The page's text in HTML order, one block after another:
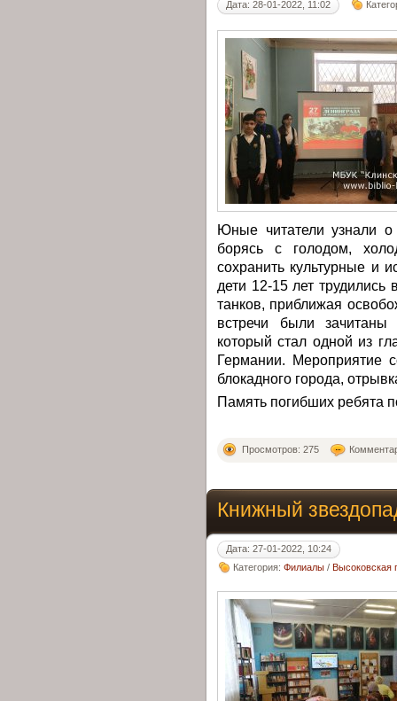
Дата: 28-01-2022, 11:02
Юные читатели узнали
борясь с голодом,
сохранить культурные и
дети 12-15 лет трудились
танков, приближая
встречи были
который стал одной из
Германии. Мероприятие
блокадного города,
Память погибших ребята
Просмотров: 275
Книжный
Дата: 27-01-2022, 10:24
Категория: Филиалы / Высоковская